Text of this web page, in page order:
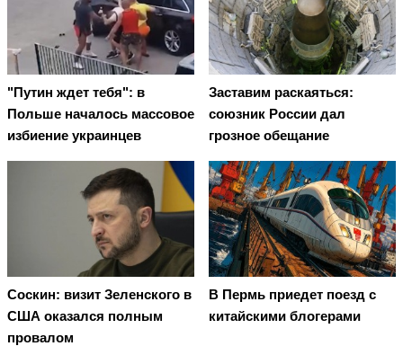
"Путин ждет тебя": в
Польше началось массовое
избиение украинцев
Заставим раскаяться:
союзник России дал
грозное обещание
Соскин: визит Зеленского в
США оказался полным
провалом
В Пермь приедет поезд с
китайскими блогерами